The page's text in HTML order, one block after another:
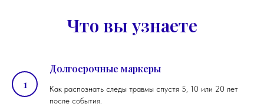
Что вы узнаете
Долгосрочные маркеры
Как распознать следы травмы спустя 5, 10 или 20 лет
после события.